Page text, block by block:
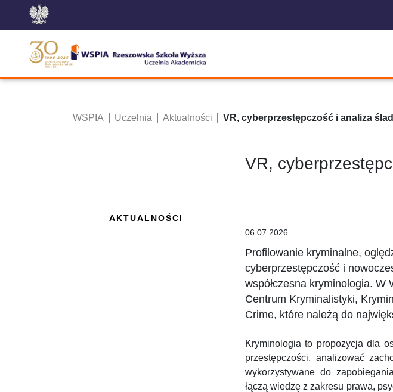
WSPIA Uczelnia Aktualności VR, cyberprzestępczość i analiza
AKTUALNOŚCI
VR,
06.07.2026
Profilowanie kryminalne,
cyberprzestępczość i
współczesna kryminologia.
Centrum Kryminalistyki,
Crime, które należą do
Kryminologia to propozycja dla
przestępczości, analizować
wykorzystywane do
łączą wiedzę z zakresu prawa,